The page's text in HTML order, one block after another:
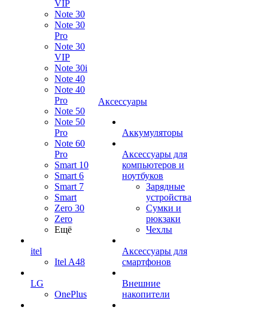
VIP
Note 30
Note 30
Pro
Note 30
VIP
Note 30i
Note 40
Note 40
Pro
Note 50
Note 50
Pro
Note 60
Pro
Smart 10
Smart 6
Smart 7
Smart
Zero 30
Zero
Ещё
itel
Itel A48
LG
OnePlus
Аксессуары
Аккумуляторы
Аксессуары для
компьютеров и
ноутбуков
Зарядные
устройства
Сумки и
рюкзаки
Чехлы
Аксессуары для
смартфонов
Внешние
накопители